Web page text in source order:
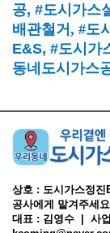
공, #도시가스
배관철거, #도
E&S, #도시가
동네도시가스
상호 : 도시가스정
공사에게 맡겨주세
대표 : 김영수 | 사